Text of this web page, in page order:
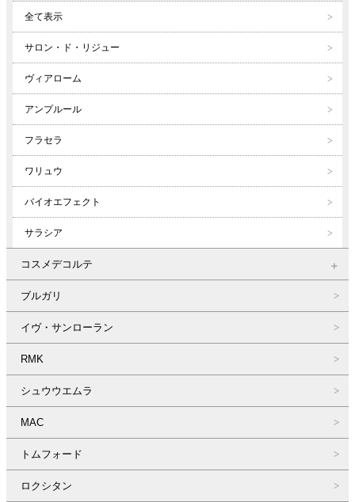
全て表示
サロン・ド・リジュー
ヴィアローム
アンプルール
フラセラ
ワリュウ
バイオエフェクト
サラシア
コスメデコルテ
ブルガリ
イヴ・サンローラン
RMK
シュウウエムラ
MAC
トムフォード
ロクシタン